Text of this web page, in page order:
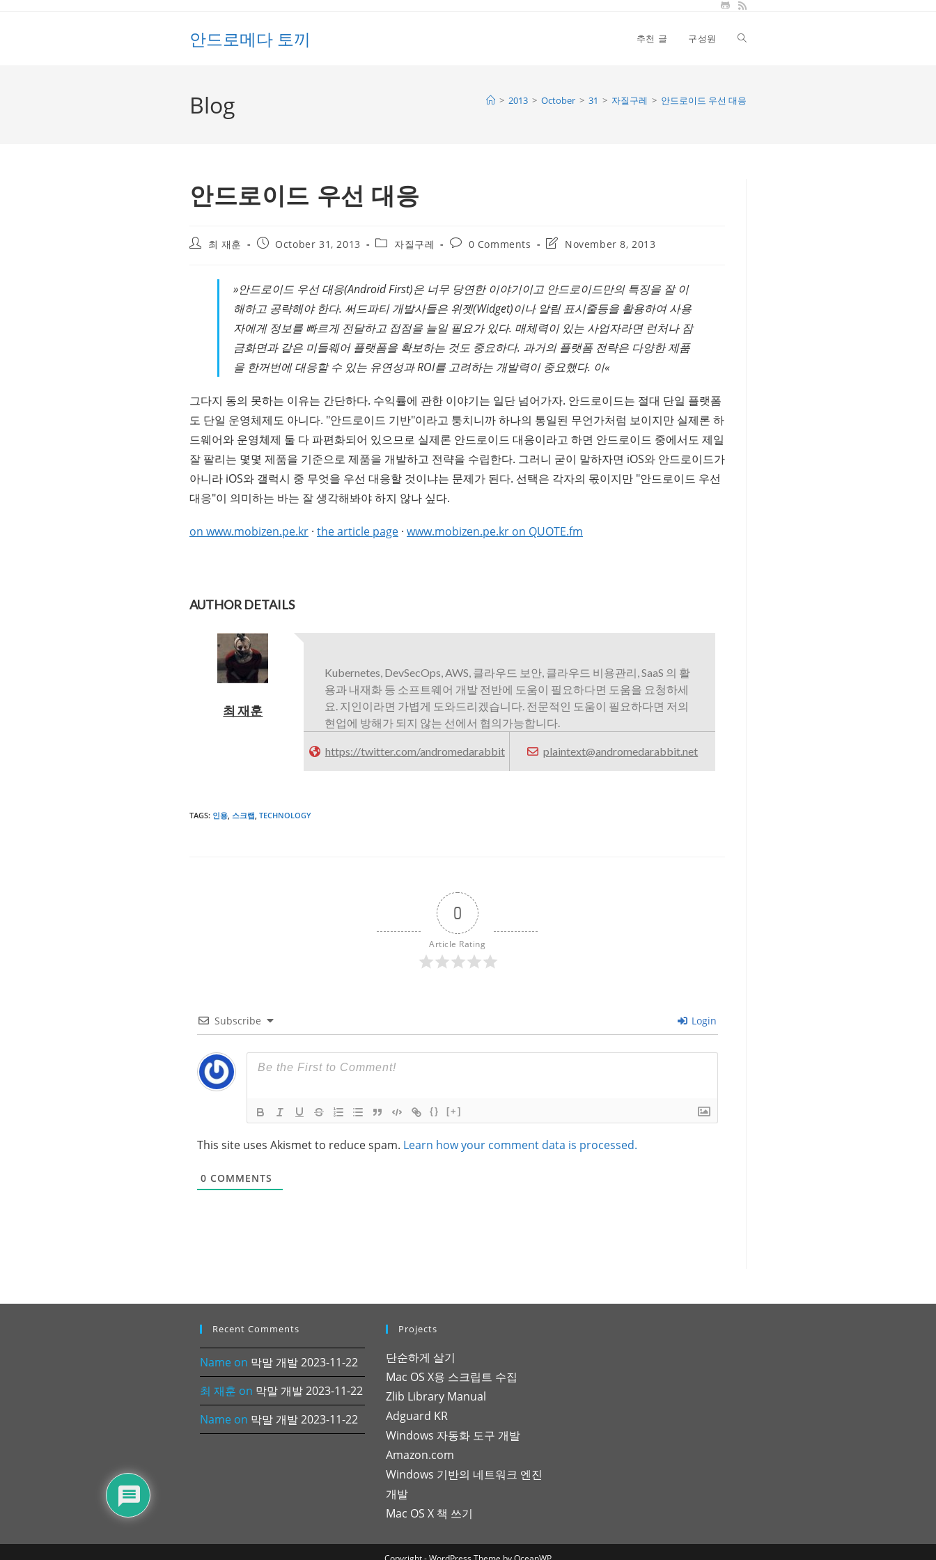
안드로메다 토끼 추천 글 구성원 Toggle
Blog > 2013 > October > 31 > 자질구레 > 안드로이드 우선 대응
안드로이드 우선 대응
Post최 재훈
PostOctober 31, 2013
Post자질구레
Post0 Comments
PostNovember 8, 2013
»안드로이드 우선 대응(Android First)은 너무 당연한 이야기이고 안드로이드만의 특징을 잘 이
해하고 공략해야 한다. 써드파티 개발사들은 위젯(Widget)이나 알림 표시줄등을 활용하여 사용
자에게 정보를 빠르게 전달하고 접점을 늘일 필요가 있다. 매체력이 있는 사업자라면 런처나 잠
금화면과 같은 미들웨어 플랫폼을 확보하는 것도 중요하다. 과거의 플랫폼 전략은 다양한 제품
을 한꺼번에 대응할 수 있는 유연성과 ROI를 고려하는 개발력이 중요했다. 이«
그다지 동의 못하는 이유는 간단하다. 수익률에 관한 이야기는 일단 넘어가자. 안드로이드는 절대 단일 플랫폼
도 단일 운영체제도 아니다. "안드로이드 기반"이라고 퉁치니까 하나의 통일된 무언가처럼 보이지만 실제론 하
드웨어와 운영체제 둘 다 파편화되어 있으므로 실제론 안드로이드 대응이라고 하면 안드로이드 중에서도 제일
잘 팔리는 몇몇 제품을 기준으로 제품을 개발하고 전략을 수립한다. 그러니 굳이 말하자면 iOS와 안드로이드가
아니라 iOS와 갤럭시 중 무엇을 우선 대응할 것이냐는 문제가 된다. 선택은 각자의 몫이지만 "안드로이드 우선
대응"이 의미하는 바는 잘 생각해봐야 하지 않나 싶다.
on www.mobizen.pe.kr · the article page · www.mobizen.pe.kr on QUOTE.fm
AUTHOR DETAILS
최 재훈
Kubernetes, DevSecOps, AWS, 클라우드 보안, 클라우드 비용관리, SaaS 의 활
용과 내재화 등 소프트웨어 개발 전반에 도움이 필요하다면 도움을 요청하세
요. 지인이라면 가볍게 도와드리겠습니다. 전문적인 도움이 필요하다면 저의
현업에 방해가 되지 않는 선에서 협의가능합니다.
https://twitter.com/andromedarabbit plaintext@andromedarabbit.net
TAGS: 인용, 스크랩, TECHNOLOGY
0
Article Rating
Subscribe Login
{} [+]
This site uses Akismet to reduce spam. Learn how your comment data is processed.
0 COMMENTS
Recent Comments
Name on 막말 개발 2023-11-22
최 재훈 on 막말 개발 2023-11-22
Name on 막말 개발 2023-11-22
Projects
단순하게 살기
Mac OS X용 스크립트 수집
Zlib Library Manual
Adguard KR
Windows 자동화 도구 개발
Amazon.com
Windows 기반의 네트워크 엔진
개발
Mac OS X 책 쓰기